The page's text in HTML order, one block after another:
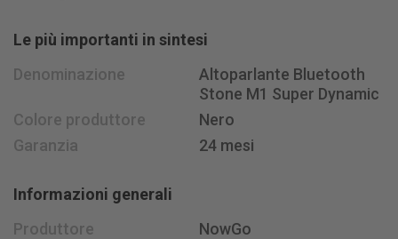
Sabato ore 08.30 - 15.30
jusit.ch
Iscriviti alla newsletter
Seguiteci su
Le più importanti in sintesi
Denominazione
Altoparlante Bluetooth
Stone M1 Super Dynamic
Colore produttore
Nero
Garanzia
24 mesi
Informazioni generali
Produttore
NowGo